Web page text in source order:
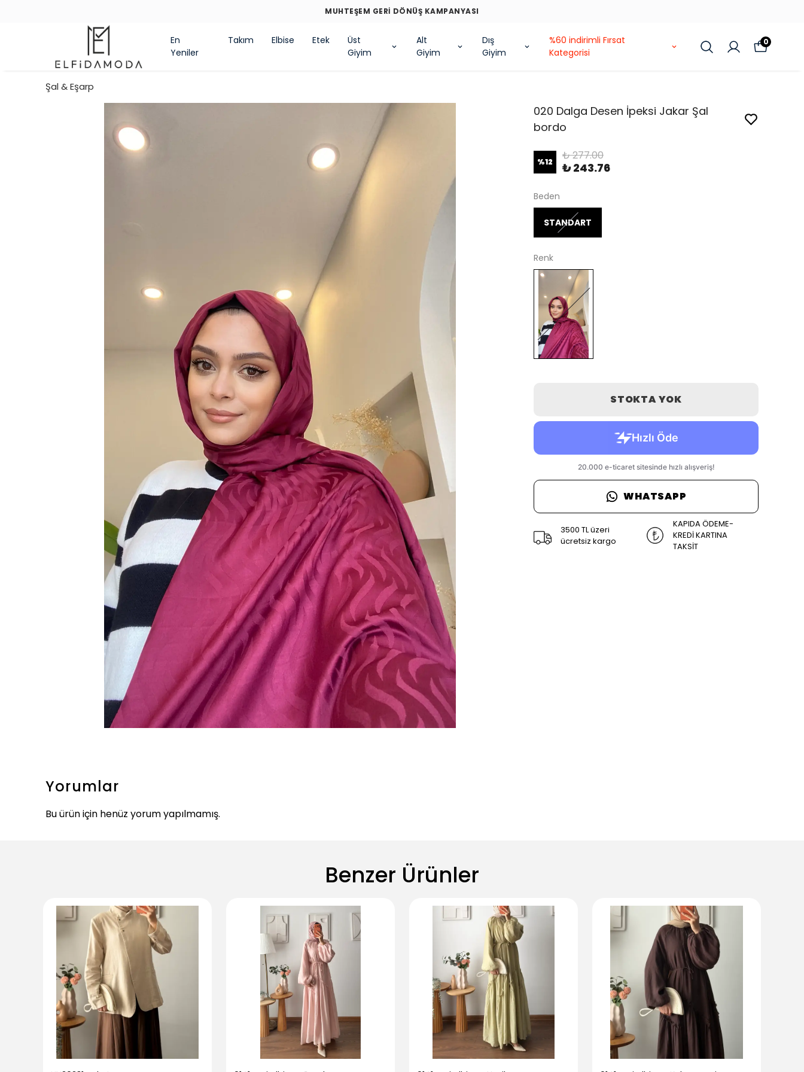
MUHTEŞEM GERİ DÖNÜŞ KAMPANYASI
En
Yeniler
Takım Elbise Etek
Üst
Giyim
Alt
Giyim
Dış
Giyim
%60 indirimli Fırsat
Kategorisi
0
Şal & Eşarp
020 Dalga Desen İpeksi Jakar Şal
bordo
%12 ₺ 277.00
₺ 243.76
Beden
STANDART
Renk
STOKTA YOK
WHATSAPP
3500 TL üzeri
ücretsiz kargo
KAPIDA ÖDEME-
KREDİ KARTINA
TAKSİT
Yorumlar
Bu ürün için henüz yorum yapılmamış.
Benzer Ürünler